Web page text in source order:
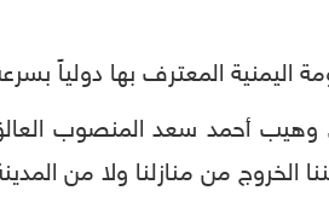
اليمنية المعترف بها دولياً
وهيب أحمد سعد المنصوب
الخروج من منازلنا ولا من